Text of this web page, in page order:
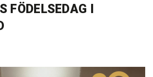
"Mix"
"Fix"
FÖDELSEDAG I